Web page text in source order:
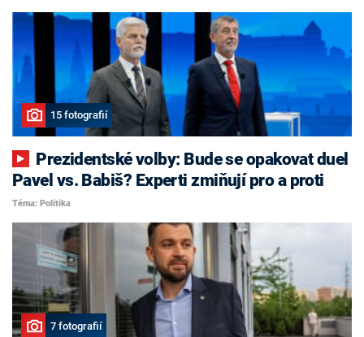
15 fotografií
Pavel vs. Babiš? Experti zmiňují pro a proti
Téma: Politika
7 fotografií